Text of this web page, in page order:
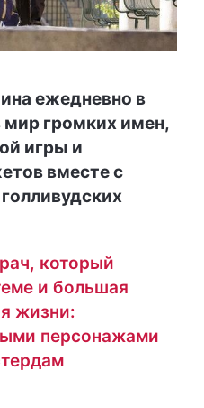
ежедневно в
мир громких имен,
игры и
вместе с
который
и большая
жизни:
персонажами